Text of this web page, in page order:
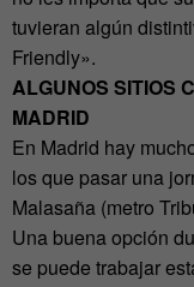
tuvieran algún
Friendly».
ALGUNOS SITIOS
MADRID
En Madrid hay
los que pasar una
Malasaña (metro
Una buena opción
se puede trabajar